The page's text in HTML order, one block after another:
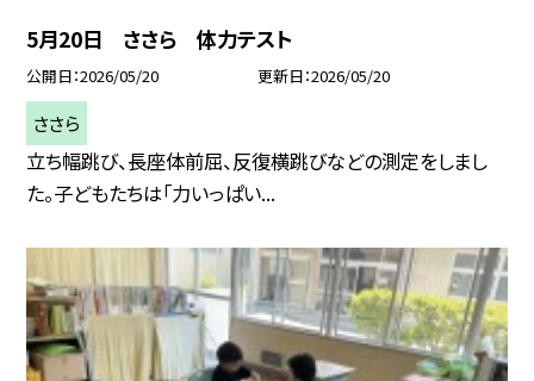
5月20日 ささら 体力テスト
公開日 2026/05/20 更新日 2026/05/20
ささら
立ち幅跳び、長座体前屈、反復横跳びなどの測定をしまし
た。子どもたちは「力いっぱい...